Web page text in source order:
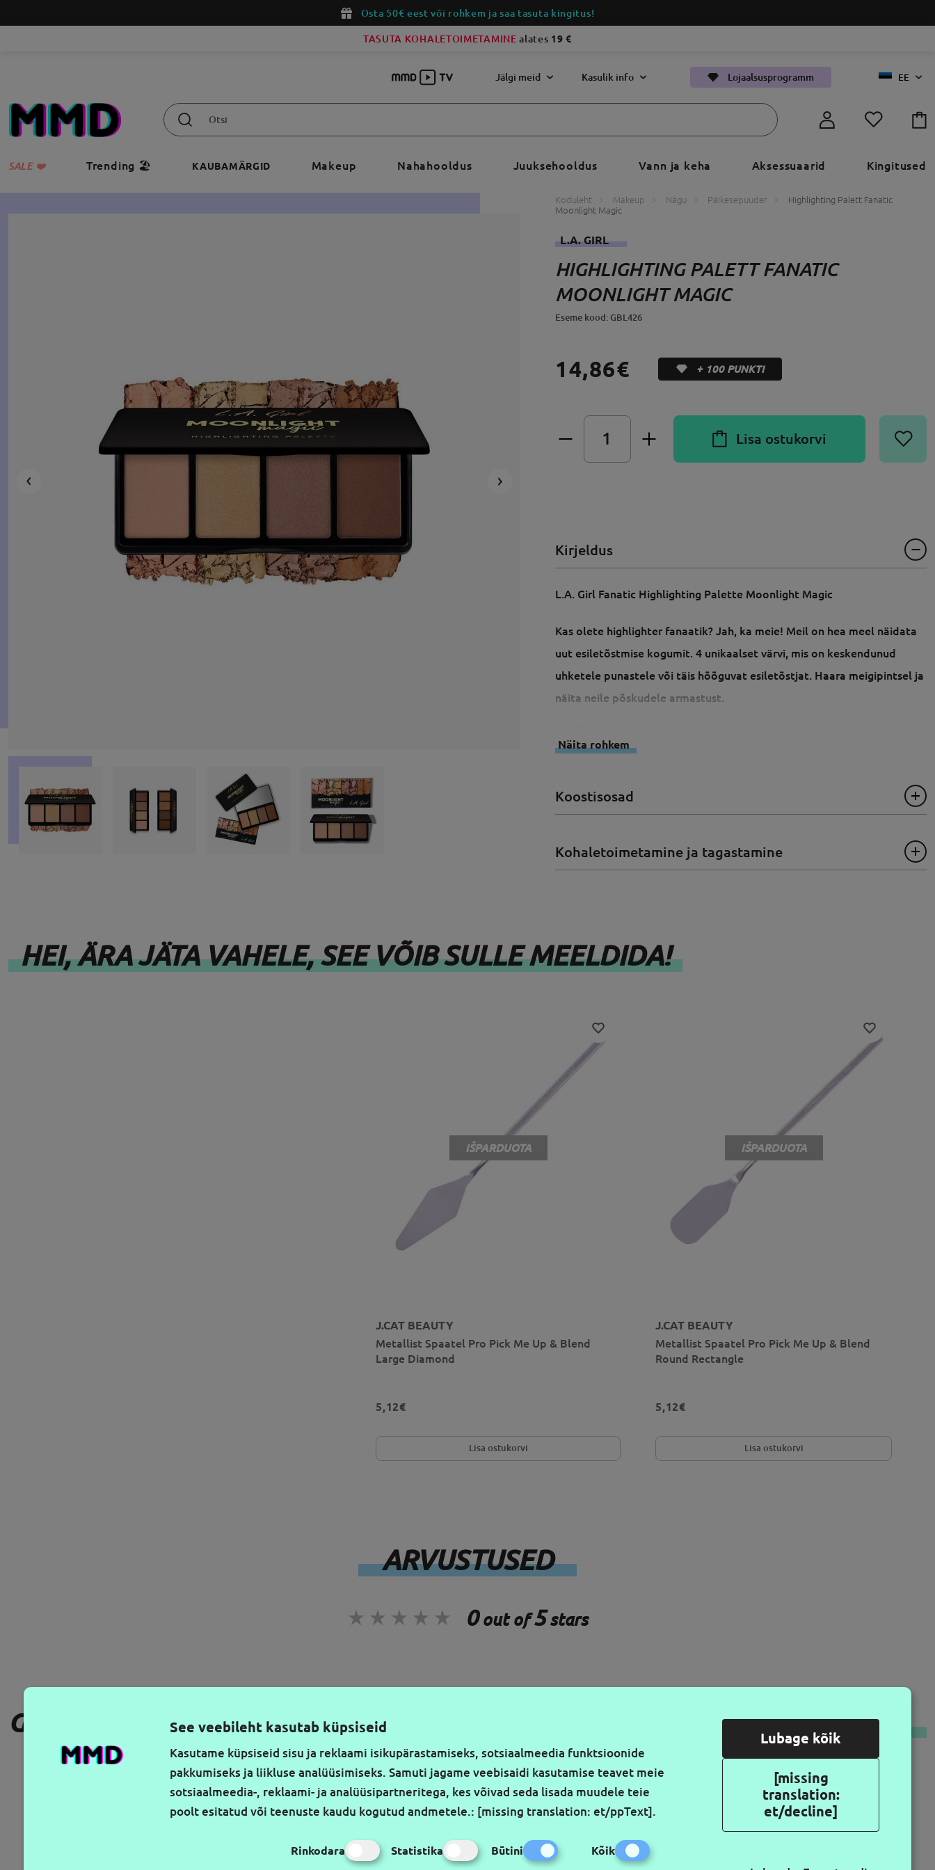
Osta 50€ eest või rohkem ja saa tasuta kingitus!
TASUTA KOHALETOIMETAMINE alates 19 €
Jälgi meid Kasulik info Lojaalsusprogramm EE
SALE ❤️ Trending 🏖️ KAUBAMÄRGID Makeup Nahahooldus Juuksehooldus Vann ja keha Aksessuaarid Kingitused
Koduleht Makeup Nägu Päikesepuuder
Highlighting Palett Fanatic
Moonlight Magic
L.A. GIRL
HIGHLIGHTING PALETT FANATIC
MOONLIGHT MAGIC
Eseme kood: GBL426
14,86€ + 100 PUNKTI
Lisa ostukorvi
Kirjeldus
L.A. Girl Fanatic Highlighting Palette Moonlight Magic
Kas olete highlighter fanaatik? Jah, ka meie! Meil on hea meel näidata
uut esiletõstmise kogumit. 4 unikaalset värvi, mis on keskendunud
uhketele punastele või täis hõõguvat esiletõstjat. Haara meigipintsel ja
näita neile põskudele armastust.
Näita rohkem
Koostisosad
Kohaletoimetamine ja tagastamine
HEI, ÄRA JÄTA VAHELE, SEE VÕIB SULLE MEELDIDA!
IŠPARDUOTA
J.CAT BEAUTY
Metallist Spaatel Pro Pick Me Up & Blend
Large Diamond
5,12€
Lisa ostukorvi
IŠPARDUOTA
J.CAT BEAUTY
Metallist Spaatel Pro Pick Me Up & Blend
Round Rectangle
5,12€
Lisa ostukorvi
ARVUSTUSED
0out of5stars
GAUKITE NAUJAUSIUS PASIŪLYMUS PIRMIEJI JÄLGI MEID
See veebileht kasutab küpsiseid
Kasutame küpsiseid sisu ja reklaami isikupärastamiseks, sotsiaalmeedia funktsioonide
pakkumiseks ja liikluse analüüsimiseks. Samuti jagame veebisaidi kasutamise teavet meie
sotsiaalmeedia-, reklaami- ja analüüsipartneritega, kes võivad seda lisada muudele teie
poolt esitatud või teenuste kaudu kogutud andmetele.: [missing translation: et/ppText] .
Rinkodara Statistika Būtini Kõik
[missing
translation:
et/decline]
Lubage kõik